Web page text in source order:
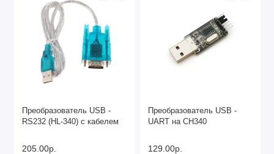
Преобразователь USB -
RS232 (HL-340) с кабелем
205.00р.
Преобразователь USB -
UART на CH340
129.00р.